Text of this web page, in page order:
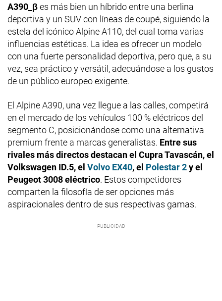
A390_βes más bien un híbrido entre una berlina
deportiva y un SUV con líneas de coupé, siguiendo la
estela del icónico Alpine A110, del cual toma varias
influencias estéticas. La idea es ofrecer un modelo
con una fuerte personalidad deportiva, pero que, a su
vez, sea práctico y versátil, adecuándose a los gustos
de un público europeo exigente.
El Alpine A390, una vez llegue a las calles, competirá
en el mercado de los vehículos 100 % eléctricos del
segmento C, posicionándose como una alternativa
premium frente a marcas generalistas. Entre sus
rivales más directos destacan el Cupra Tavascán, el
Volkswagen ID.5, el Volvo EX40, el Polestar 2y el
Peugeot 3008 eléctrico. Estos competidores
comparten la filosofía de ser opciones más
aspiracionales dentro de sus respectivas gamas.